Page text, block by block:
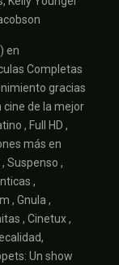
en
Completas
gracias
cine de la mejor
, Full HD ,
más en
Suspenso ,
,
, Gnula ,
, Cinetux ,
Un show